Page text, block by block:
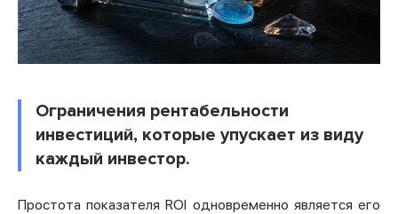
Ограничения рентабельности
инвестиций, которые упускает из виду
каждый инвестор.
Простота показателя ROI одновременно является его